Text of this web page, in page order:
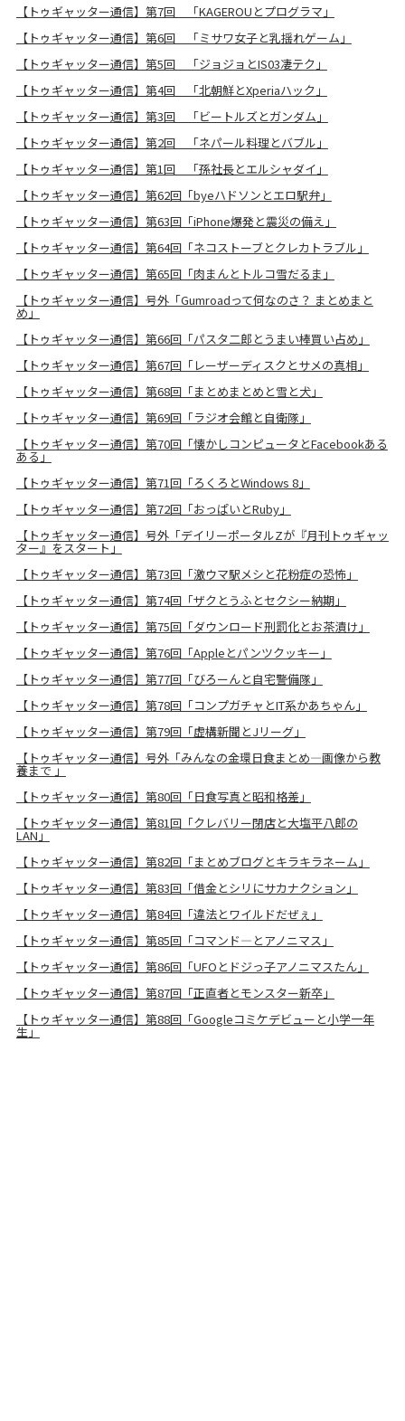
【トゥギャッター通信】第7回 「KAGEROUとプログラマ」
【トゥギャッター通信】第6回 「ミサワ女子と乳揺れゲーム」
【トゥギャッター通信】第5回 「ジョジョとIS03凄テク」
【トゥギャッター通信】第4回 「北朝鮮とXperiaハック」
【トゥギャッター通信】第3回 「ビートルズとガンダム」
【トゥギャッター通信】第2回 「ネパール料理とバブル」
【トゥギャッター通信】第1回 「孫社長とエルシャダイ」
【トゥギャッター通信】第62回「byeハドソンとエロ駅弁」
【トゥギャッター通信】第63回「iPhone爆発と震災の備え」
【トゥギャッター通信】第64回「ネコストーブとクレカトラブル」
【トゥギャッター通信】第65回「肉まんとトルコ雪だるま」
【トゥギャッター通信】号外「Gumroadって何なのさ？ まとめまと
め」
【トゥギャッター通信】第66回「パスタ二郎とうまい棒買い占め」
【トゥギャッター通信】第67回「レーザーディスクとサメの真相」
【トゥギャッター通信】第68回「まとめまとめと雪と犬」
【トゥギャッター通信】第69回「ラジオ会館と自衛隊」
【トゥギャッター通信】第70回「懐かしコンピュータとFacebookある
ある」
【トゥギャッター通信】第71回「ろくろとWindows 8」
【トゥギャッター通信】第72回「おっぱいとRuby」
【トゥギャッター通信】号外「デイリーポータルZが『月刊トゥギャッ
ター』をスタート」
【トゥギャッター通信】第73回「激ウマ駅メシと花粉症の恐怖」
【トゥギャッター通信】第74回「ザクとうふとセクシー納期」
【トゥギャッター通信】第75回「ダウンロード刑罰化とお茶漬け」
【トゥギャッター通信】第76回「Appleとパンツクッキー」
【トゥギャッター通信】第77回「びろーんと自宅警備隊」
【トゥギャッター通信】第78回「コンプガチャとIT系かあちゃん」
【トゥギャッター通信】第79回「虚構新聞とJリーグ」
【トゥギャッター通信】号外「みんなの金環日食まとめ―画像から教
養まで 」
【トゥギャッター通信】第80回「日食写真と昭和格差」
【トゥギャッター通信】第81回「クレバリー閉店と大塩平八郎の
LAN」
【トゥギャッター通信】第82回「まとめブログとキラキラネーム」
【トゥギャッター通信】第83回「借金とシリにサカナクション」
【トゥギャッター通信】第84回「違法とワイルドだぜぇ」
【トゥギャッター通信】第85回「コマンド―とアノニマス」
【トゥギャッター通信】第86回「UFOとドジっ子アノニマスたん」
【トゥギャッター通信】第87回「正直者とモンスター新卒」
【トゥギャッター通信】第88回「Googleコミケデビューと小学一年
生」